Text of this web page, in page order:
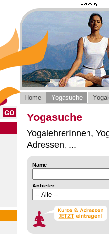
Home Yogasuche
Yogasuche
YogalehrerInnen,
Adressen, ...
Name
Anbieter